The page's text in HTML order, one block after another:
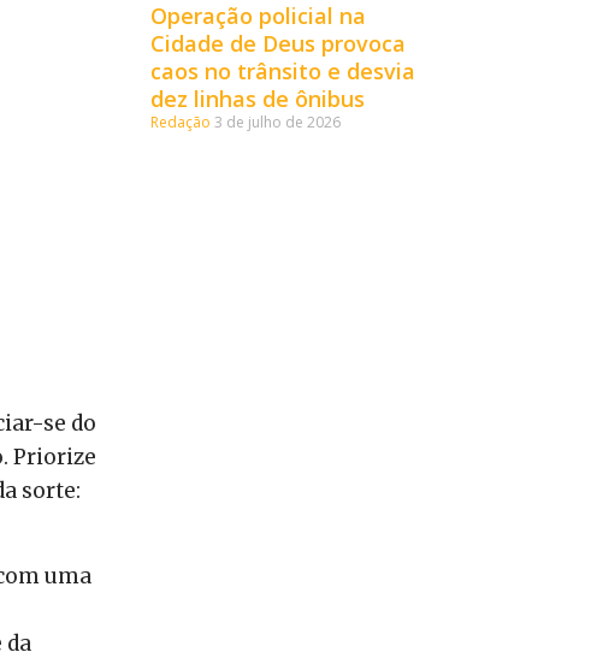
se do
Priorize
sorte:
uma
da
Operação policial na
Cidade de Deus provoca
caos no trânsito e desvia
dez linhas de ônibus
Redação 3 de julho de 2026